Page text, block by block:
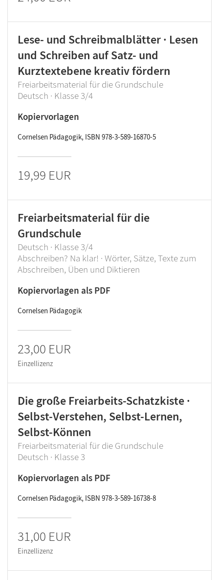
Lese- und Schreibmalblätter · Lesen
und Schreiben auf Satz- und
Kurztextebene kreativ fördern
Freiarbeitsmaterial für die Grundschule
Deutsch · Klasse 3/4
Kopiervorlagen
Cornelsen Pädagogik, ISBN 978-3-589-16870-5
19,99 EUR
Freiarbeitsmaterial für die
Grundschule
Deutsch · Klasse 3/4
Abschreiben? Na klar! · Wörter, Sätze, Texte zum
Abschreiben, Üben und Diktieren
Kopiervorlagen als PDF
Cornelsen Pädagogik
23,00 EUR
Einzellizenz
Die große Freiarbeits-Schatzkiste ·
Selbst-Verstehen, Selbst-Lernen,
Selbst-Können
Freiarbeitsmaterial für die Grundschule
Deutsch · Klasse 3
Kopiervorlagen als PDF
Cornelsen Pädagogik, ISBN 978-3-589-16738-8
31,00 EUR
Einzellizenz